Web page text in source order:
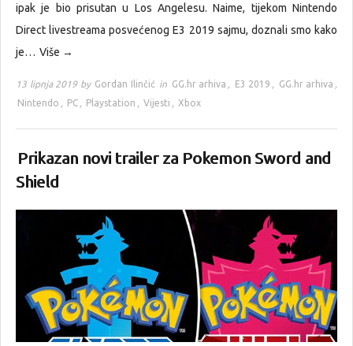
ipak je bio prisutan u Los Angelesu. Naime, tijekom Nintendo
Direct livestreama posvećenog E3 2019 sajmu, doznali smo kako
je… Više →
13 lipnja 2019 by Gordan Ilinčić in GG.hr arhiva , E3 2019 , GG.hr arhiva ,
Nintendo , PC , Playstation , Vijesti , Xbox
Prikazan novi trailer za Pokemon Sword and
Shield